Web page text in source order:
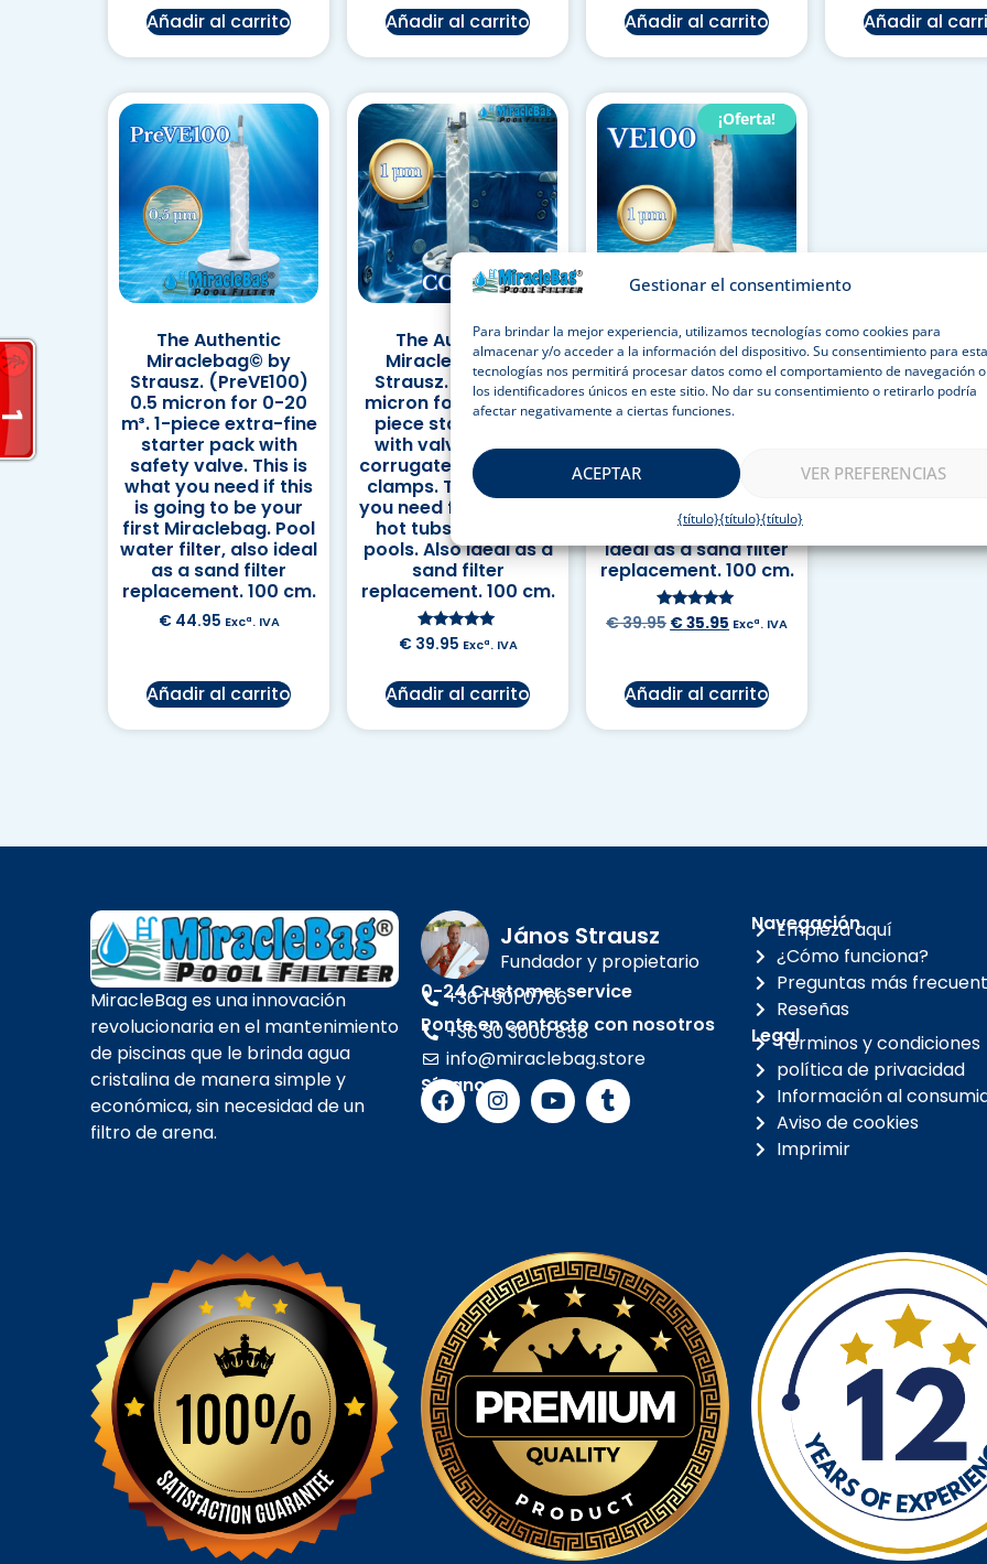
Gestionar el consentimiento
Para brindar la mejor experiencia, utilizamos tecnologías como cookies para
almacenar y/o acceder a la información del dispositivo. Su consentimiento para
tecnologías nos permitirá procesar datos como el comportamiento de navegación o
los identificadores únicos en este sitio. No dar su consentimiento o retirarlo podría
afectar negativamente a ciertas funciones.
ACEPTAR VER PREFERENCIAS
{título}{título}{título}
Añadir al carrito Añadir al carrito Añadir al carrito Añadir al
The Authentic
Miraclebag© by
Strausz. (PreVE100)
0.5 micron for 0-20
m³. 1-piece extra-fine
starter pack with
safety valve. This is
what you need if this
is going to be your
first Miraclebag. Pool
water filter, also ideal
as a sand filter
replacement. 100 cm.
€44.95 Excª. IVA
Añadir al carrito
The Authentic
Miraclebag© by
Strausz. (CO100) 1
micron for 0-3 m³. 1-
piece starter pack
with valve, flexible
corrugated hose, and
clamps. This is what
you need for jacuzzis,
hot tubs, and kids’
pools. Also ideal as a
sand filter
replacement. 100 cm.
Valorado en
5.00
€39.95 Excª. IVA
Añadir al carrito
¡Oferta!
The Authentic
Miraclebag© by
Strausz. (VE100) 1
micron for 0-20 m³. 1-
piece starter pack
with safety valve.
This is what you need
if this is going to be
your first Miraclebag.
Pool water filter, also
ideal as a sand filter
replacement. 100 cm.
Valorado en
5.00
€39.95 €35.95 Excª. IVA
Añadir al carrito
MiracleBag es una innovación
revolucionaria en el mantenimiento
de piscinas que le brinda agua
cristalina de manera simple y
económica, sin necesidad de un
filtro de arena.
János Strausz
Fundador y propietario
0-24 Customer service
+36 1 901 0766
Ponte en contacto con nosotros
+36 30 3000 858
info@miraclebag.store
Síganos
Navegación
Empieza aquí
¿Cómo funciona?
Preguntas más
Reseñas
LegalTérminos y condiciones
política de privacidad
Información al
Aviso de cookies
Imprimir